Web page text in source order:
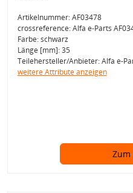
Artikelnummer: AF03478
crossreference: Alfa e-Parts
Farbe: schwarz
Länge [mm]: 35
Teilehersteller/Anbieter: Alfa e-
weitere Attribute anzeigen
Zum